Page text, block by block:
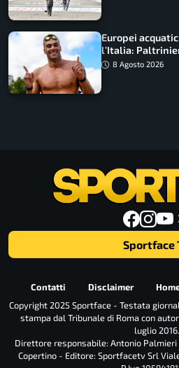
Europei
l’Italia:
Barnabà sogna
8 Agosto 2026
Sportface
Contatti Disclaimer
Copyright 2025 Sportface - Testata
stampa dal Tribunale di Roma con
luglio 2016.
Direttore responsabile: Antonio
Copertino - Editore: Sportfacetv Srl